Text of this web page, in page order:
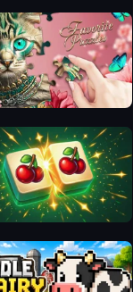
Puzzles
Puzzle: Tile Match